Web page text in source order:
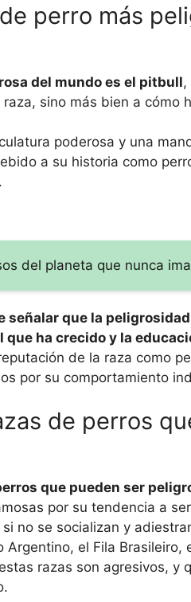
perro más
del mundo es el pitbull,
sino más bien a
poderosa y una
a su historia como
del planeta que nunca
señalar que la
ha crecido y la
de la raza como
por su comportamiento
de perros
que pueden ser
por su tendencia a
no se socializan y
Argentino, el Fila
razas son agresivos, y